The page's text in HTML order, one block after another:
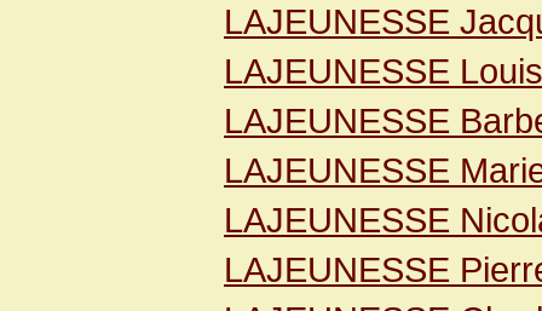
LAJEUNESSE
LAJEUNESSE Louis
LAJEUNESSE
LAJEUNESSE
LAJEUNESSE
LAJEUNESSE